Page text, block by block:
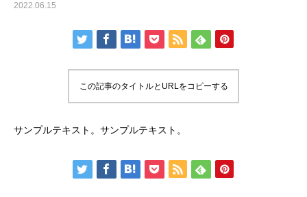
2022.06.15
この記事のタイトルとURLをコピーする
サンプルテキスト。サンプルテキスト。